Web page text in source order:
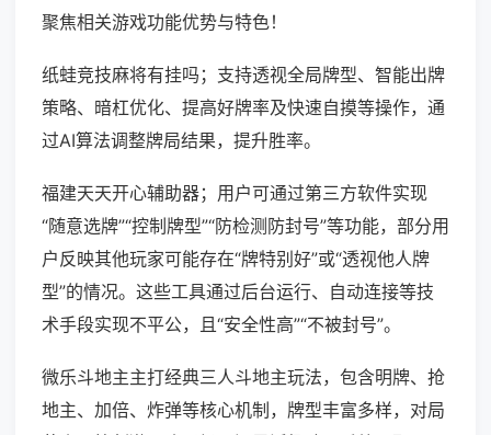
聚焦相关游戏功能优势与特色！
纸蛙竞技麻将有挂吗；支持透视全局牌型、智能出牌
策略、暗杠优化、提高好牌率及快速自摸等操作，通
过AI算法调整牌局结果，提升胜率。
福建天天开心辅助器；用户可通过第三方软件实现
“随意选牌”“控制牌型”“防检测防封号”等功能，部分用
户反映其他玩家可能存在“牌特别好”或“透视他人牌
型”的情况。这些工具通过后台运行、自动连接等技
术手段实现不平公，且“安全性高”“不被封号”。
微乐斗地主主打经典三人斗地主玩法，包含明牌、抢
地主、加倍、炸弹等核心机制，牌型丰富多样，对局